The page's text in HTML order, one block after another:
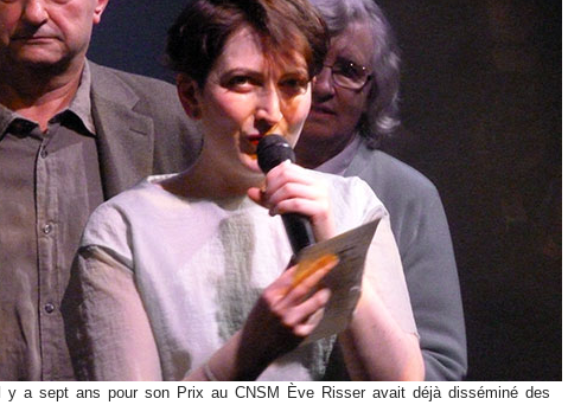
Il y a sept ans pour son Prix au CNSM Ève Risser avait déjà disséminé des